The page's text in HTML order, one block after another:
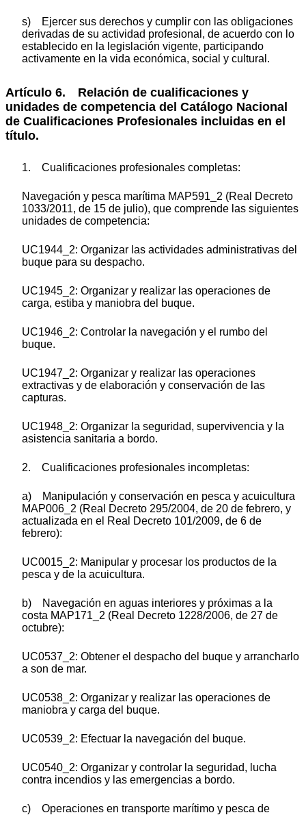
s) Ejercer sus derechos y cumplir con las obligaciones
derivadas de su actividad profesional, de acuerdo con lo
establecido en la legislación vigente, participando
activamente en la vida económica, social y cultural.
Artículo 6. Relación de cualificaciones y
unidades de competencia del Catálogo Nacional
de Cualificaciones Profesionales incluidas en el
título.
1. Cualificaciones profesionales completas:
Navegación y pesca marítima MAP591_2 (Real Decreto
1033/2011, de 15 de julio), que comprende las siguientes
unidades de competencia:
UC1944_2: Organizar las actividades administrativas del
buque para su despacho.
UC1945_2: Organizar y realizar las operaciones de
carga, estiba y maniobra del buque.
UC1946_2: Controlar la navegación y el rumbo del
buque.
UC1947_2: Organizar y realizar las operaciones
extractivas y de elaboración y conservación de las
capturas.
UC1948_2: Organizar la seguridad, supervivencia y la
asistencia sanitaria a bordo.
2. Cualificaciones profesionales incompletas:
a) Manipulación y conservación en pesca y acuicultura
MAP006_2 (Real Decreto 295/2004, de 20 de febrero, y
actualizada en el Real Decreto 101/2009, de 6 de
febrero):
UC0015_2: Manipular y procesar los productos de la
pesca y de la acuicultura.
b) Navegación en aguas interiores y próximas a la
costa MAP171_2 (Real Decreto 1228/2006, de 27 de
octubre):
UC0537_2: Obtener el despacho del buque y arrancharlo
a son de mar.
UC0538_2: Organizar y realizar las operaciones de
maniobra y carga del buque.
UC0539_2: Efectuar la navegación del buque.
UC0540_2: Organizar y controlar la seguridad, lucha
contra incendios y las emergencias a bordo.
c) Operaciones en transporte marítimo y pesca de